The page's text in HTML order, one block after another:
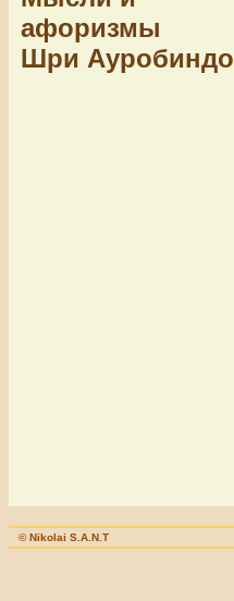
афоризмы
Шри Ауробиндо
© Nikolai S.A.N.T